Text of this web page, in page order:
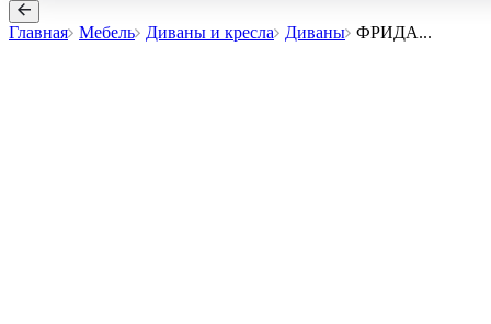
Главная Мебель Диваны и кресла Диваны ФРИДА...